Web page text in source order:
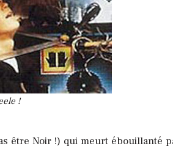
!
être Noir !) qui meurt ébouillanté